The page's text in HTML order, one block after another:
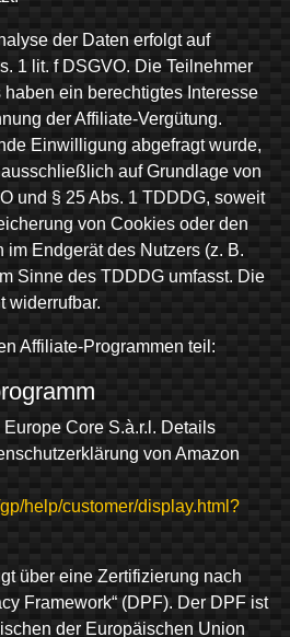
der Daten erfolgt auf
1 lit. f DSGVO. Die Teilnehmer
ein berechtigtes Interesse
der Affiliate-Vergütung.
Einwilligung abgefragt wurde,
auf Grundlage von
und § 25 Abs. 1 TDDDG, soweit
von Cookies oder den
im Endgerät des Nutzers (z. B.
Sinne des TDDDG umfasst. Die
widerrufbar.
Affiliate-Programmen teil:
Core S.à.r.l. Details
von Amazon
help/customer/display.html?
über eine Zertifizierung nach
Framework“ (DPF). Der DPF ist
der Europäischen Union